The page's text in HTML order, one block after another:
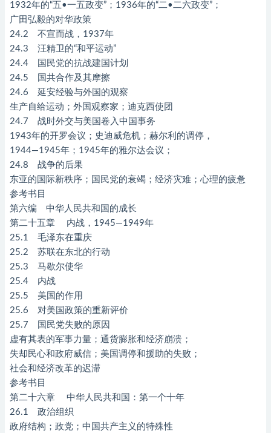
1932年的“五•一五政变”；1936年的“二•二六政变”；
广田弘毅的对华政策
24.2 不宣而战，1937年
24.3 汪精卫的“和平运动”
24.4 国民党的抗战建国计划
24.5 国共合作及其摩擦
24.6 延安经验与外国的观察
生产自给运动；外国观察家；迪克西使团
24.7 战时外交与美国卷入中国事务
1943年的开罗会议；史迪威危机；赫尔利的调停，
1944—1945年；1945年的雅尔达会议；
24.8 战争的后果
东亚的国际新秩序；国民党的衰竭；经济灾难；心理的疲惫
参考书目
第六编 中华人民共和国的成长
第二十五章 内战，1945—1949年
25.1 毛泽东在重庆
25.2 苏联在东北的行动
25.3 马歇尔使华
25.4 内战
25.5 美国的作用
25.6 对美国政策的重新评价
25.7 国民党失败的原因
虚有其表的军事力量；通货膨胀和经济崩溃；
失却民心和政府威信；美国调停和援助的失败；
社会和经济改革的迟滞
参考书目
第二十六章 中华人民共和国：第一个十年
26.1 政治组织
政府结构；政党；中国共产主义的特殊性